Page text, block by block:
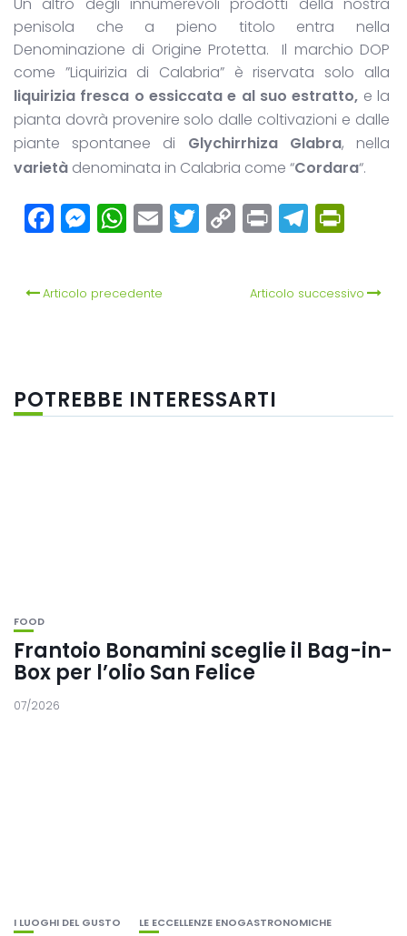
penisola che a pieno titolo entra nella
Denominazione di Origine Protetta. Il marchio DOP
come ”Liquirizia di Calabria” è riservata solo alla
liquirizia fresca o essiccata e al suo estratto, e la
pianta dovrà provenire solo dalle coltivazioni e dalle
piante spontanee di Glychirrhiza Glabra, nella
varietà denominata in Calabria come “Cordara“.
Facebook
Messenger
WhatsApp
EmailTwitter
Copy
Link
Print
Articolo precedente Articolo successivo
POTREBBE INTERESSARTI
FOOD
Frantoio Bonamini sceglie il Bag-in-
Box per l’olio San Felice
07/2026
I LUOGHI DEL GUSTO LE ECCELLENZE ENOGASTRONOMICHE